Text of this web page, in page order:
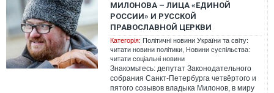
МИЛОНОВА – ЛИЦА «ЕДИНОЙ
РОССИИ» И РУССКОЙ
ПРАВОСЛАВНОЙ ЦЕРКВИ
Категорія: Політичні новини України та світу:
читати новини політики Новини суспільства:
читати соціальні новини
Знакомьтесь: депутат Законодательного
собрания Санкт-Петербурга четвёртого и
пятого созывов владыка Милонов, в миру